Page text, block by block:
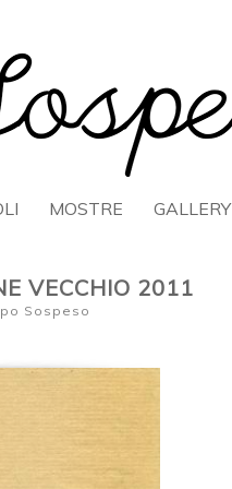
MOSTRE GALLERY
VECCHIO 2011
Sospeso